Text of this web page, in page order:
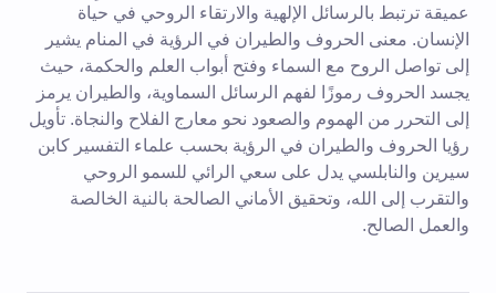
عميقة ترتبط بالرسائل الإلهية والارتقاء الروحي في حياة
الإنسان. معنى الحروف والطيران في الرؤية في المنام يشير
إلى تواصل الروح مع السماء وفتح أبواب العلم والحكمة، حيث
يجسد الحروف رموزًا لفهم الرسائل السماوية، والطيران يرمز
إلى التحرر من الهموم والصعود نحو معارج الفلاح والنجاة. تأويل
رؤيا الحروف والطيران في الرؤية بحسب علماء التفسير كابن
سيرين والنابلسي يدل على سعي الرائي للسمو الروحي
والتقرب إلى الله، وتحقيق الأماني الصالحة بالنية الخالصة
والعمل الصالح.